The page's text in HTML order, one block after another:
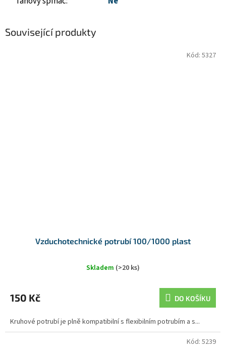
Související produkty
Vzduchotechnické potrubí 100/1000 plast
Skladem (>20 ks)
150 Kč DO KOŠÍKU
Kruhové potrubí je plně kompatibilní s flexibilním potrubím a s...
Kód: 5327
Kód: 5239